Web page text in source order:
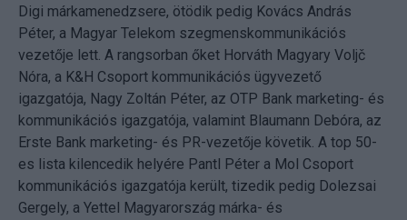
Digi márkamenedzsere, ötödik pedig Kovács András
Péter, a Magyar Telekom szegmenskommunikációs
vezetője lett. A rangsorban őket Horváth Magyary Voljč
Nóra, a K&H Csoport kommunikációs ügyvezető
igazgatója, Nagy Zoltán Péter, az OTP Bank marketing- és
kommunikációs igazgatója, valamint Blaumann Debóra, az
Erste Bank marketing- és PR-vezetője követik. A top 50-
es lista kilencedik helyére Pantl Péter a Mol Csoport
kommunikációs igazgatója került, tizedik pedig Dolezsai
Gergely, a Yettel Magyarország márka- és